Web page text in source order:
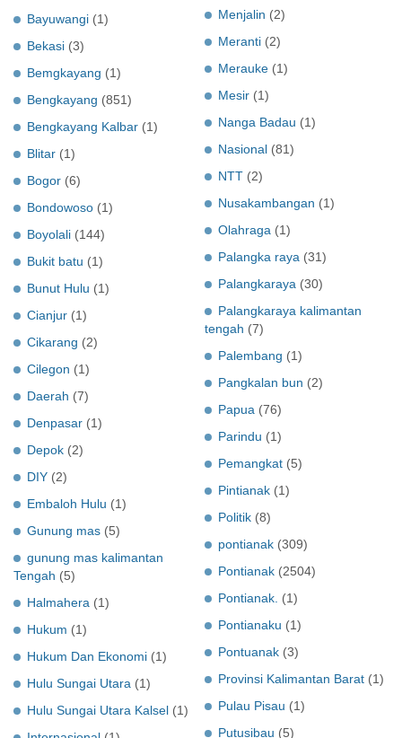
Bayuwangi (1)
Bekasi (3)
Bemgkayang (1)
Bengkayang (851)
Bengkayang Kalbar (1)
Blitar (1)
Bogor (6)
Bondowoso (1)
Boyolali (144)
Bukit batu (1)
Bunut Hulu (1)
Cianjur (1)
Cikarang (2)
Cilegon (1)
Daerah (7)
Denpasar (1)
Depok (2)
DIY (2)
Embaloh Hulu (1)
Gunung mas (5)
gunung mas kalimantan
Tengah (5)
Halmahera (1)
Hukum (1)
Hukum Dan Ekonomi (1)
Hulu Sungai Utara (1)
Hulu Sungai Utara Kalsel (1)
Menjalin (2)
Meranti (2)
Merauke (1)
Mesir (1)
Nanga Badau (1)
Nasional (81)
NTT (2)
Nusakambangan (1)
Olahraga (1)
Palangka raya (31)
Palangkaraya (30)
Palangkaraya kalimantan
tengah (7)
Palembang (1)
Pangkalan bun (2)
Papua (76)
Parindu (1)
Pemangkat (5)
Pintianak (1)
Politik (8)
pontianak (309)
Pontianak (2504)
Pontianak. (1)
Pontianaku (1)
Pontuanak (3)
Provinsi Kalimantan Barat (1)
Pulau Pisau (1)
Putusibau (5)